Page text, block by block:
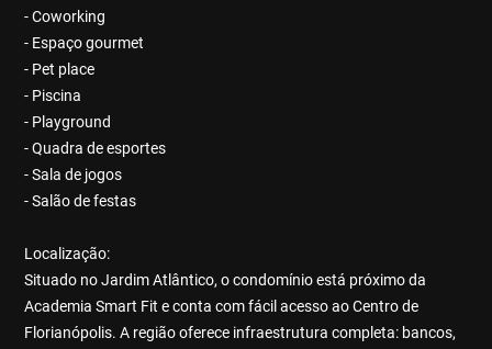
- Coworking
- Espaço gourmet
- Pet place
- Piscina
- Playground
- Quadra de esportes
- Sala de jogos
- Salão de festas
Localização:
Situado no Jardim Atlântico, o condomínio está próximo da
Academia Smart Fit e conta com fácil acesso ao Centro de
Florianópolis. A região oferece infraestrutura completa: bancos,